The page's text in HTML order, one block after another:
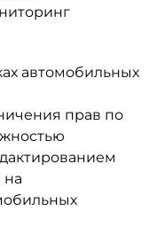
автомобильных
прав по
на